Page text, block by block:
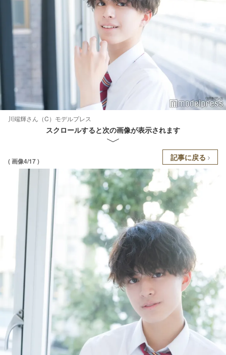
川端輝さん（C）モデルプレス
スクロールすると次の画像が表示されます
( 画像4/17 ) 記事に戻る